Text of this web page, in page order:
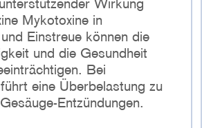
Mykotoxine in
Einstreue können die
und die Gesundheit
Bei
eine Überbelastung zu
Entzündungen.